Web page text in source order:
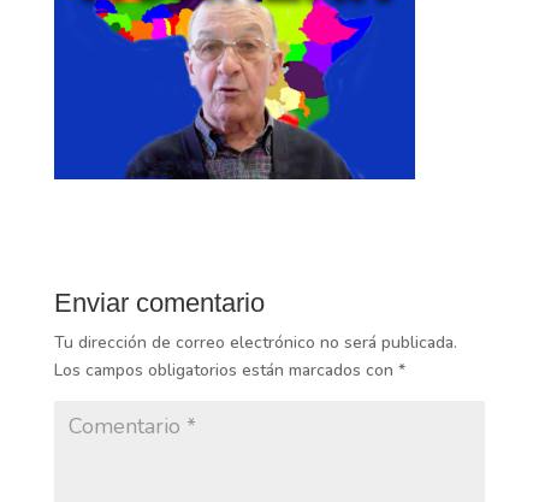
Enviar comentario
Tu dirección de correo electrónico no será publicada.
Los campos obligatorios están marcados con *